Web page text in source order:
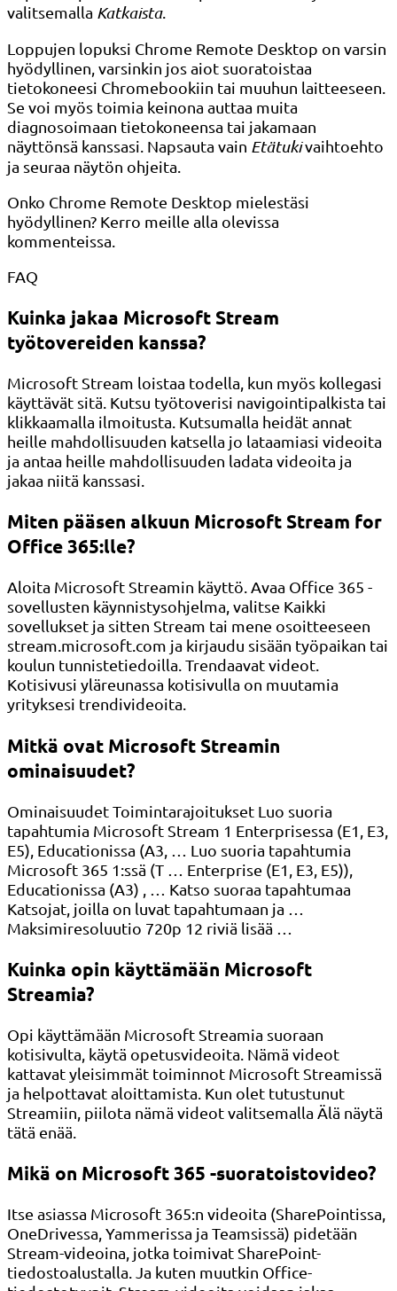
valitsemalla Katkaista.
Loppujen lopuksi Chrome Remote Desktop on varsin
hyödyllinen, varsinkin jos aiot suoratoistaa
tietokoneesi Chromebookiin tai muuhun laitteeseen.
Se voi myös toimia keinona auttaa muita
diagnosoimaan tietokoneensa tai jakamaan
näyttönsä kanssasi. Napsauta vain Etätukivaihtoehto
ja seuraa näytön ohjeita.
Onko Chrome Remote Desktop mielestäsi
hyödyllinen? Kerro meille alla olevissa
kommenteissa.
FAQ
Kuinka jakaa Microsoft Stream
työtovereiden kanssa?
Microsoft Stream loistaa todella, kun myös kollegasi
käyttävät sitä. Kutsu työtoverisi navigointipalkista tai
klikkaamalla ilmoitusta. Kutsumalla heidät annat
heille mahdollisuuden katsella jo lataamiasi videoita
ja antaa heille mahdollisuuden ladata videoita ja
jakaa niitä kanssasi.
Miten pääsen alkuun Microsoft Stream for
Office 365:lle?
Aloita Microsoft Streamin käyttö. Avaa Office 365 -
sovellusten käynnistysohjelma, valitse Kaikki
sovellukset ja sitten Stream tai mene osoitteeseen
stream.microsoft.com ja kirjaudu sisään työpaikan tai
koulun tunnistetiedoilla. Trendaavat videot.
Kotisivusi yläreunassa kotisivulla on muutamia
yrityksesi trendivideoita.
Mitkä ovat Microsoft Streamin
ominaisuudet?
Ominaisuudet Toimintarajoitukset Luo suoria
tapahtumia Microsoft Stream 1 Enterprisessa (E1, E3,
E5), Educationissa (A3, … Luo suoria tapahtumia
Microsoft 365 1:ssä (T … Enterprise (E1, E3, E5)),
Educationissa (A3) , … Katso suoraa tapahtumaa
Katsojat, joilla on luvat tapahtumaan ja …
Maksimiresoluutio 720p 12 riviä lisää …
Kuinka opin käyttämään Microsoft
Streamia?
Opi käyttämään Microsoft Streamia suoraan
kotisivulta, käytä opetusvideoita. Nämä videot
kattavat yleisimmät toiminnot Microsoft Streamissä
ja helpottavat aloittamista. Kun olet tutustunut
Streamiin, piilota nämä videot valitsemalla Älä näytä
tätä enää.
Mikä on Microsoft 365 -suoratoistovideo?
Itse asiassa Microsoft 365:n videoita (SharePointissa,
OneDrivessa, Yammerissa ja Teamsissä) pidetään
Stream-videoina, jotka toimivat SharePoint-
tiedostoalustalla. Ja kuten muutkin Office-